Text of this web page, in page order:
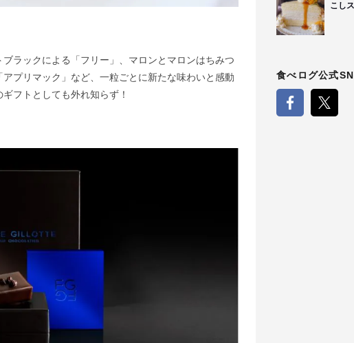
ラックによる「フリー」、マロンとマロンはちみつ
プリマック」など、一粒ごとに新たな味わいと感動
フトとしても外れ知らず！
こし
食べログ公式